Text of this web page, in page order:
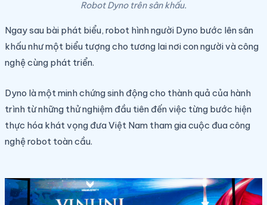
Robot Dyno trên sân khấu.
Ngay sau bài phát biểu, robot hình người Dyno bước lên sân
khấu như một biểu tượng cho tương lai nơi con người và công
nghệ cùng phát triển.
Dyno là một minh chứng sinh động cho thành quả của hành
trình từ những thử nghiệm đầu tiên đến việc từng bước hiện
thực hóa khát vọng đưa Việt Nam tham gia cuộc đua công
nghệ robot toàn cầu.